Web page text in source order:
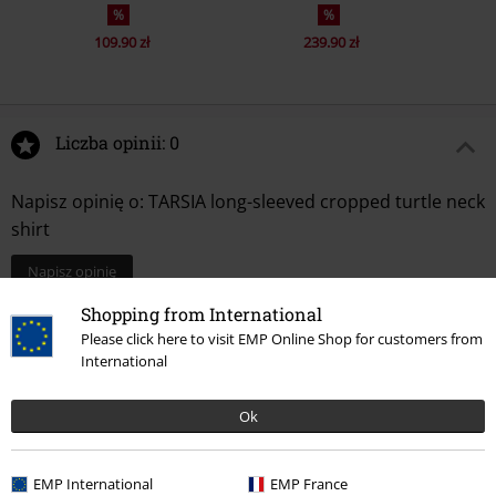
Shopping from International
Please click here to visit EMP Online Shop for customers from
International
Ok
EMP International EMP France
%
109.90 zł
%
239.90 zł
Liczba opinii: 0
Napisz opinię o: TARSIA long-sleeved cropped turtle neck
shirt
Napisz opinię